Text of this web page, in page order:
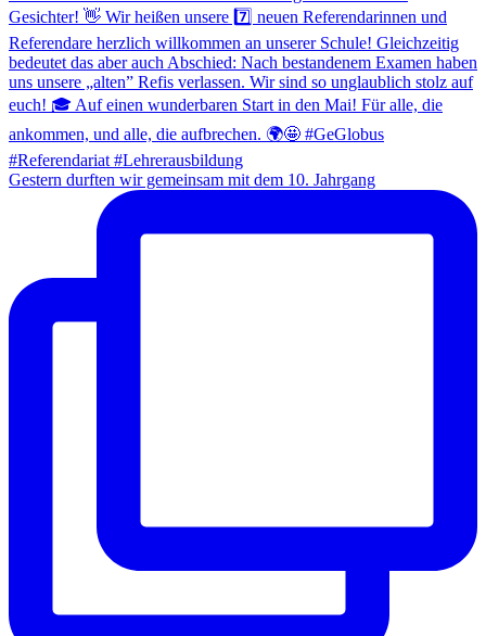
Gestern durften wir gemeinsam mit dem 10. Jahrgang